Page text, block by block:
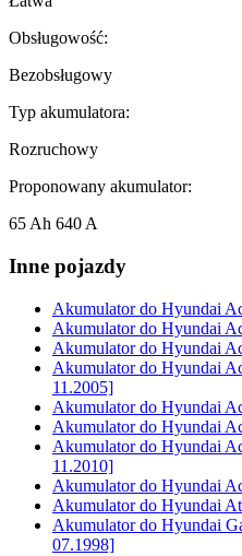
Obsługowość:
Bezobsługowy
Typ akumulatora:
Rozruchowy
Proponowany akumulator:
65 Ah 640 A
Inne pojazdy
Akumulator do Hyundai
Akumulator do Hyundai
Akumulator do Hyundai
Akumulator do Hyundai
11.2005]
Akumulator do Hyundai
Akumulator do Hyundai
Akumulator do Hyundai
11.2010]
Akumulator do Hyundai
Akumulator do Hyundai
Akumulator do Hyundai
07.1998]